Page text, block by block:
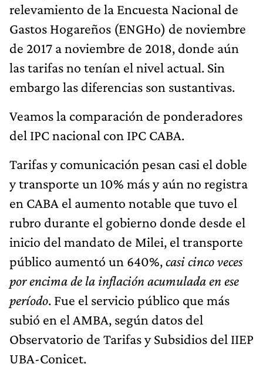
relevamiento de la Encuesta Nacional de
Gastos Hogareños (ENGHo) de noviembre
de 2017 a noviembre de 2018, donde aún
las tarifas no tenían el nivel actual. Sin
embargo las diferencias son sustantivas.
Veamos la comparación de ponderadores
del IPC nacional con IPC CABA.
Tarifas y comunicación pesan casi el doble
y transporte un 10% más y aún no registra
en CABA el aumento notable que tuvo el
rubro durante el gobierno donde desde el
inicio del mandato de Milei, el transporte
público aumentó un 640%,casi cinco veces
por encima de la inflación acumulada en ese
período. Fue el servicio público que más
subió en el AMBA, según datos del
Observatorio de Tarifas y Subsidios del IIEP
UBA-Conicet.